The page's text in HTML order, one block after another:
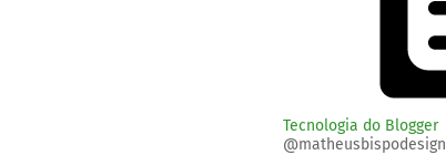
Tecnologia do Blogger
@matheusbispodesign